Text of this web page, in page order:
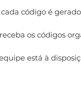
cada código é gerado
os códigos
está à